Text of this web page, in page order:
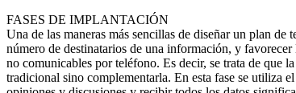
FASES DE IMPLANTACIÓN
Una de las maneras más sencillas de diseñar un plan
número de destinatarios de una información, y
no comunicables por teléfono. Es decir, se trata de que
tradicional sino complementarla. En esta fase se utiliza